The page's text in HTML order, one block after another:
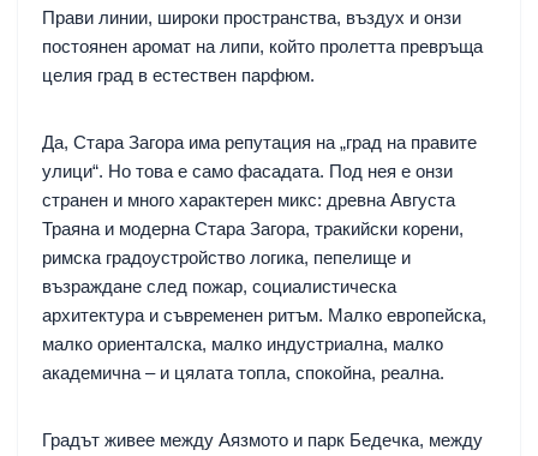
Прави линии, широки пространства, въздух и онзи
постоянен аромат на липи, който пролетта превръща
целия град в естествен парфюм.
Да, Стара Загора има репутация на „град на правите
улици“. Но това е само фасадата. Под нея е онзи
странен и много характерен микс: древна Августа
Траяна и модерна Стара Загора, тракийски корени,
римска градоустройство логика, пепелище и
възраждане след пожар, социалистическа
архитектура и съвременен ритъм. Малко европейска,
малко ориенталска, малко индустриална, малко
академична – и цялата топла, спокойна, реална.
Градът живее между Аязмото и парк Бедечка, между